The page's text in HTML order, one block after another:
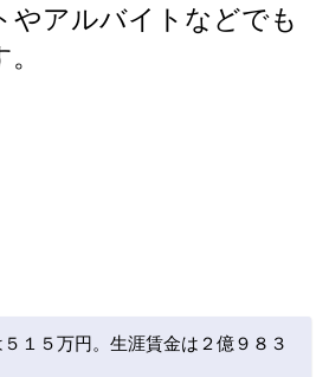
やアルバイトなどでも
１５万円。生涯賃金は２億９８３